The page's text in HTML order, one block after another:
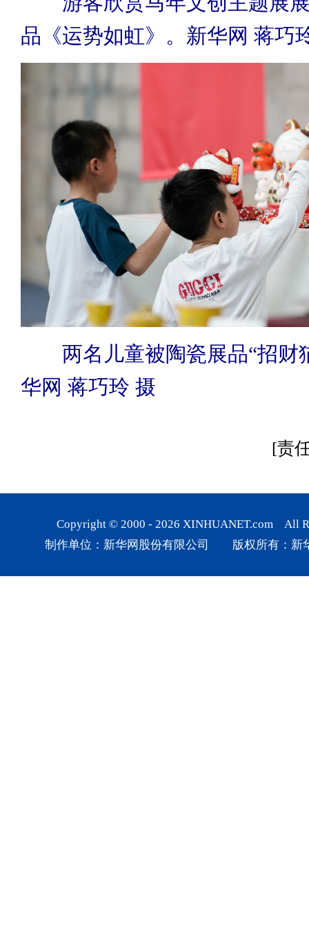
品《运势如虹》。新华网 蒋巧
两名儿童被陶瓷展品“招财
华网 蒋巧玲 摄
[责
Copyright © 2000 - 2026 XINHUANET.com All
制作单位：新华网股份有限公司 版权所有：新